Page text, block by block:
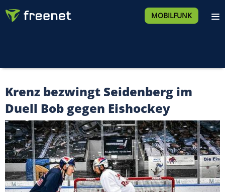
MOBILFUNK
Krenz bezwingt Seidenberg im
Duell Bob gegen Eishockey